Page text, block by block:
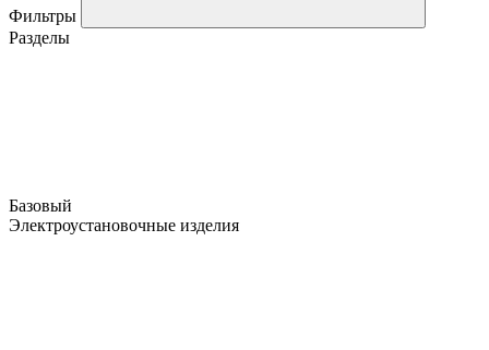
Фильтры
Разделы
Базовый
Электроустановочные изделия